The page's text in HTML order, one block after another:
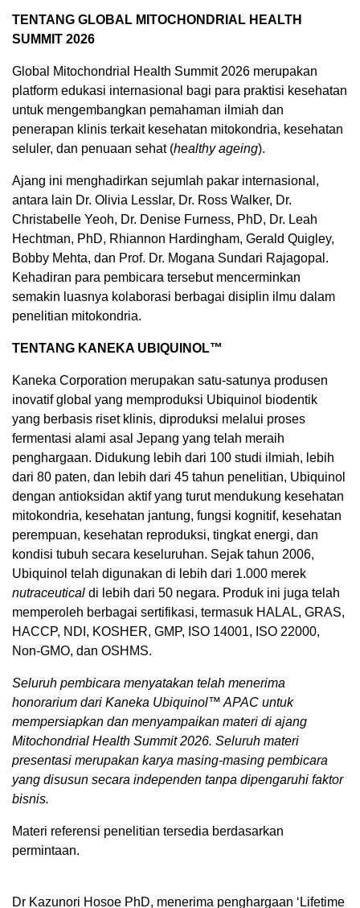
TENTANG GLOBAL MITOCHONDRIAL HEALTH
SUMMIT 2026
Global Mitochondrial Health Summit 2026 merupakan
platform edukasi internasional bagi para praktisi kesehatan
untuk mengembangkan pemahaman ilmiah dan
penerapan klinis terkait kesehatan mitokondria, kesehatan
seluler, dan penuaan sehat (healthy ageing).
Ajang ini menghadirkan sejumlah pakar internasional,
antara lain Dr. Olivia Lesslar, Dr. Ross Walker, Dr.
Christabelle Yeoh, Dr. Denise Furness, PhD, Dr. Leah
Hechtman, PhD, Rhiannon Hardingham, Gerald Quigley,
Bobby Mehta, dan Prof. Dr. Mogana Sundari Rajagopal.
Kehadiran para pembicara tersebut mencerminkan
semakin luasnya kolaborasi berbagai disiplin ilmu dalam
penelitian mitokondria.
TENTANG KANEKA UBIQUINOL™
Kaneka Corporation merupakan satu-satunya produsen
inovatif global yang memproduksi Ubiquinol biodentik
yang berbasis riset klinis, diproduksi melalui proses
fermentasi alami asal Jepang yang telah meraih
penghargaan. Didukung lebih dari 100 studi ilmiah, lebih
dari 80 paten, dan lebih dari 45 tahun penelitian, Ubiquinol
dengan antioksidan aktif yang turut mendukung kesehatan
mitokondria, kesehatan jantung, fungsi kognitif, kesehatan
perempuan, kesehatan reproduksi, tingkat energi, dan
kondisi tubuh secara keseluruhan. Sejak tahun 2006,
Ubiquinol telah digunakan di lebih dari 1.000 merek
nutraceutical di lebih dari 50 negara. Produk ini juga telah
memperoleh berbagai sertifikasi, termasuk HALAL, GRAS,
HACCP, NDI, KOSHER, GMP, ISO 14001, ISO 22000,
Non-GMO, dan OSHMS.
Seluruh pembicara menyatakan telah menerima
honorarium dari Kaneka Ubiquinol™ APAC untuk
mempersiapkan dan menyampaikan materi di ajang
Mitochondrial Health Summit 2026. Seluruh materi
presentasi merupakan karya masing-masing pembicara
yang disusun secara independen tanpa dipengaruhi faktor
bisnis.
Materi referensi penelitian tersedia berdasarkan
permintaan.
Dr Kazunori Hosoe PhD, menerima penghargaan ‘Lifetime